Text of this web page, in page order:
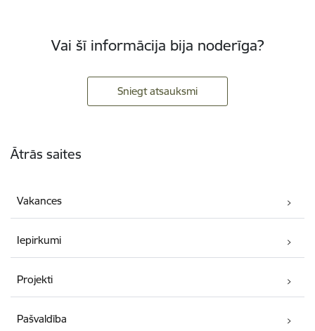
Vai šī informācija bija noderīga?
Sniegt atsauksmi
Ātrās saites
Vakances
Iepirkumi
Projekti
Pašvaldība